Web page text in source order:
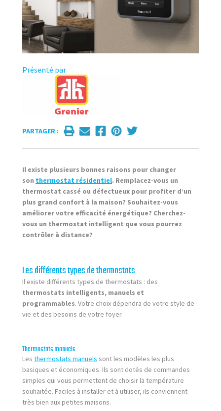
Présenté par
PARTAGER :
Il existe plusieurs bonnes raisons pour changer
son thermostat résidentiel. Remplacez-vous un
thermostat cassé ou défectueux pour profiter d’un
plus grand confort à la maison? Souhaitez-vous
améliorer votre efficacité énergétique? Cherchez-
vous un thermostat intelligent que vous pourrez
contrôler à distance?
Les différents types de thermostats
Il existe différents types de thermostats : des
thermostats intelligents, manuels et
programmables. Votre choix dépendra de votre style de
vie et des besoins de votre foyer.
Thermostats manuels
Les thermostats manuels sont les modèles les plus
basiques et économiques. Ils sont dotés de commandes
simples qui vous permettent de choisir la température
souhaitée. Faciles à installer et à utiliser, ils conviennent
très bien aux petites maisons.